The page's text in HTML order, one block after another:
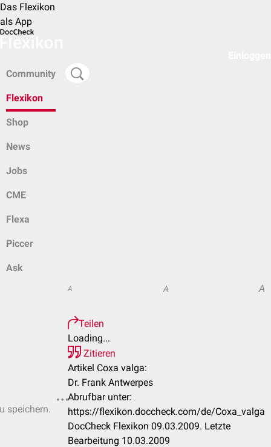
Das Flexikon
als App
Community
Flexikon
Shop
News
Jobs
CME
Flexa
Piccer
Ask
speichern.
A A A
Teilen
Loading...
Zitieren
Artikel Coxa valga:
Dr. Frank Antwerpes
Abrufbar unter:
https://flexikon.doccheck.com/de/Coxa_valga
DocCheck Flexikon 09.03.2009. Letzte
Bearbeitung 10.03.2009